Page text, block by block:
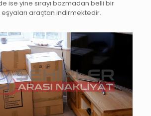
ise yine sırayı bozmadan belli bir
araçtan indirmektedir.